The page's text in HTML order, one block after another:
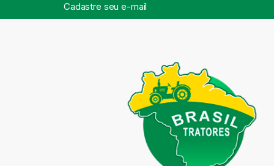
Cadastre seu e-mail